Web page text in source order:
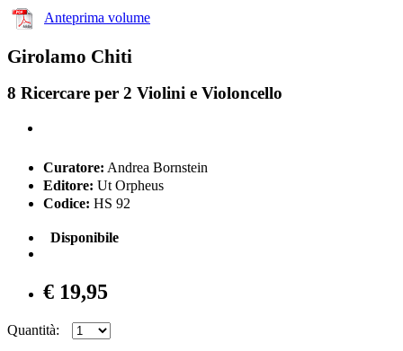
Anteprima volume
Girolamo Chiti
8 Ricercare per 2 Violini e Violoncello
Curatore: Andrea Bornstein
Editore: Ut Orpheus
Codice: HS 92
Disponibile
€ 19,95
Quantità: